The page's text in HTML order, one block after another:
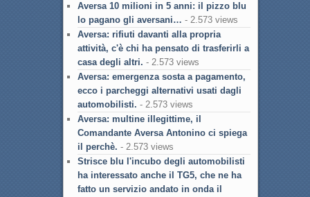
Aversa 10 milioni in 5 anni: il pizzo blu
lo pagano gli aversani… - 2.573 views
Aversa: rifiuti davanti alla propria
attività, c'è chi ha pensato di trasferirli a
casa degli altri. - 2.573 views
Aversa: emergenza sosta a pagamento,
ecco i parcheggi alternativi usati dagli
automobilisti. - 2.573 views
Aversa: multine illegittime, il
Comandante Aversa Antonino ci spiega
il perchè. - 2.573 views
Strisce blu l'incubo degli automobilisti
ha interessato anche il TG5, che ne ha
fatto un servizio andato in onda il